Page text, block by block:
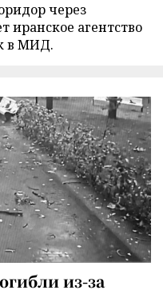
через
иранское агентство
в МИД.
из-за